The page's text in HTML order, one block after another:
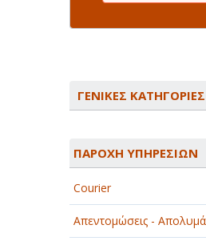
ΓΕΝΙΚΕΣ ΚΑΤΗΓΟΡΙΕΣ
ΑΘΛΗΤΙΣΜΟΣ
ΑΥΤΟΚΙΝΗΤΑ -
ΔΙΑΣΚΕΔΑΣΗ -
ΠΑΡΟΧΗ ΥΠΗΡΕΣΙΩΝ
Courier
Απεντομώσεις -